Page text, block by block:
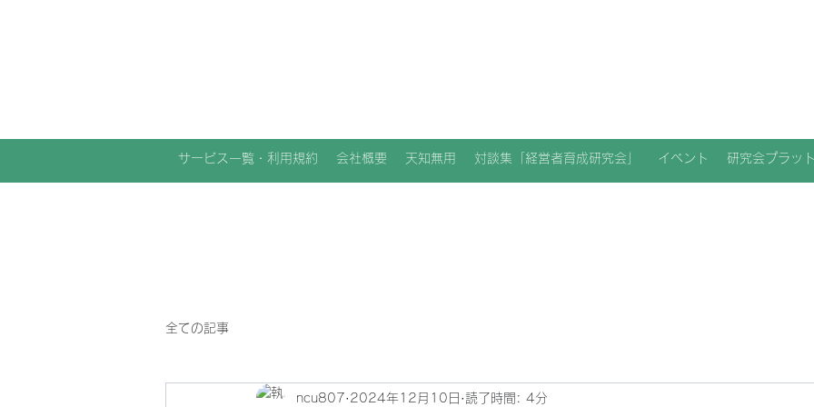
サービス一覧・利用規約 会社概要 天知無用 対談集「経営者育成研究会」 イベント 研究会プラッ
全ての記事
ncu807 2024年12月10日 読了時間: 4分